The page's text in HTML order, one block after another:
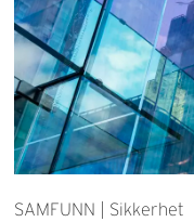
SAMFUNN | Sikkerhet